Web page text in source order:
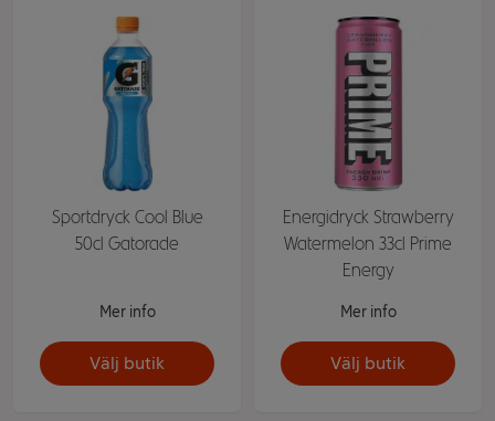
Sportdryck Cool Blue
50cl Gatorade
Mer info
Välj butik
Energidryck Strawberry
Watermelon 33cl Prime
Energy
Mer info
Välj butik